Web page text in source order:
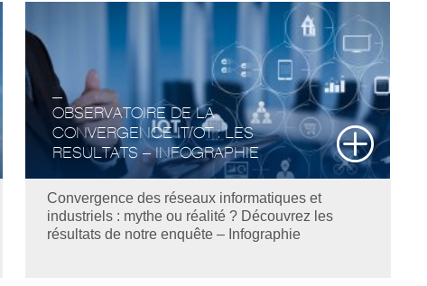
OBSERVATOIRE DE LA
CONVERGENCE IT/OT : LES
RESULTATS – INFOGRAPHIE
Convergence des réseaux informatiques et
industriels : mythe ou réalité ? Découvrez les
résultats de notre enquête – Infographie